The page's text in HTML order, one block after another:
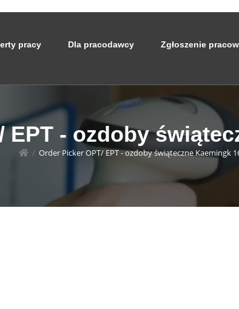
pracy Dla pracodawcy Zgłoszenie
EPT - ozdoby
/ Order Picker OPT/ EPT - ozdoby świąteczne Kaemingk